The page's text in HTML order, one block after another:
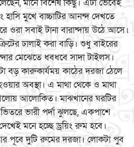
মানে বিশেষ কিছু। এটা ভেবেই
মুখে বাচ্চাটির আনন্দ দেখতে
ওরা সবাই টানা বারান্দায় উঠে আসে।
ঢালাই করা বাড়ি। শুধু বাইরের
মেঝেতে ধবধবে সাদা টাইলস।
বড় কারুকার্যময় কাঠের দরজা ঠেলে
অবস্থা। এ মাথা থেকে ও মাথা
আলোকিত। মাঝখানের ঘরটির
ভারী পর্দা ঝুলছে, একপাশে
মনে হচ্ছে ড্রয়িং রুম হবে।
পূবে দুটি রুমের দরজা। লোকটা পুব